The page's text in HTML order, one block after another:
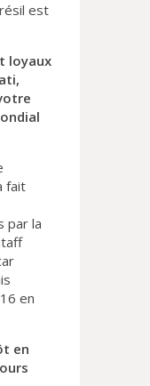
est
loyaux
fait
par la
en
en